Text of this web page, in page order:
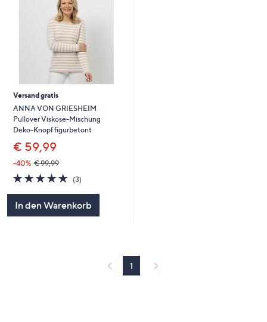
Versand gratis
ANNA VON GRIESHEIM
Pullover Viskose-Mischung
Deko-Knopf figurbetont
€ 59,99
-40% € 99,99
4.7
von
5
(3)
In den Warenkorb
1